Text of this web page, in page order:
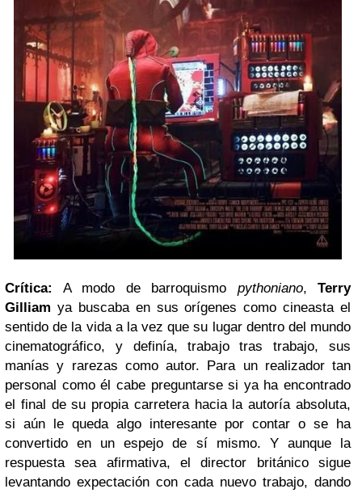
Crítica: A modo de barroquismo pythoniano, Terry
Gilliam ya buscaba en sus orígenes como cineasta el
sentido de la vida a la vez que su lugar dentro del mundo
cinematográfico, y definía, trabajo tras trabajo, sus
manías y rarezas como autor. Para un realizador tan
personal como él cabe preguntarse si ya ha encontrado
el final de su propia carretera hacia la autoría absoluta,
si aún le queda algo interesante por contar o se ha
convertido en un espejo de sí mismo. Y aunque la
respuesta sea afirmativa, el director británico sigue
levantando expectación con cada nuevo trabajo, dando